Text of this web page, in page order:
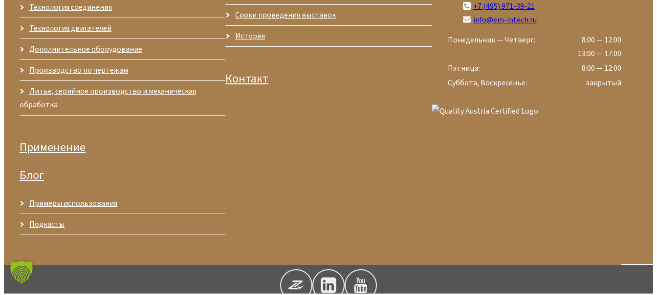
Технология соединения
Технология двигателей
Дополнительное оборудование
Производство по чертежам
Литье, серийное производство и механическая
обработка
Применение
Блог
Примеры использования
Подкасты
Сроки проведения выставок
История
Контакт
+7 (495) 971-39-21
info@em-intech.ru
Понедельник — Четверг:
8:00 — 12:00
13:00 — 17:00
Пятница:
8:00 — 12:00
Суббота, Воскресенье:
закрытый